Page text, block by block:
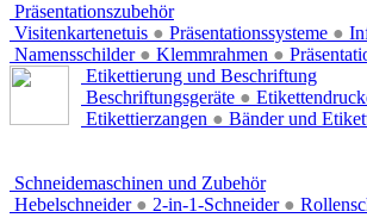
Präsentationszubehör
Visitenkartenetuis ● Präsentationssysteme ●
Namensschilder ● Klemmrahmen ●
Etikettierung und Beschriftung
Beschriftungsgeräte ●
Etikettierzangen ● Bänder und
Schneidemaschinen und Zubehör
Hebelschneider ● 2-in-1-Schneider ●